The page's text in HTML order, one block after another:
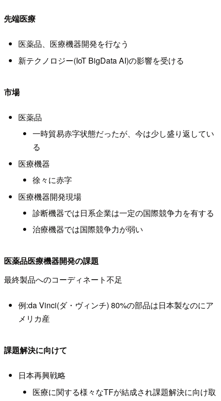
先端医療
医薬品、医療機器開発を行なう
新テクノロジー(IoT BigData AI)の影響を受ける
市場
医薬品
一時貿易赤字状態だったが、今は少し盛り返してい
る
医療機器
徐々に赤字
医療機器開発現場
診断機器では日系企業は一定の国際競争力を有する
治療機器では国際競争力が弱い
医薬品医療機器開発の課題
最終製品へのコーディネート不足
例:da Vinci(ダ・ヴィンチ) 80%の部品は日本製なのにア
メリカ産
課題解決に向けて
日本再興戦略
医療に関する様々なTFが結成され課題解決に向け取